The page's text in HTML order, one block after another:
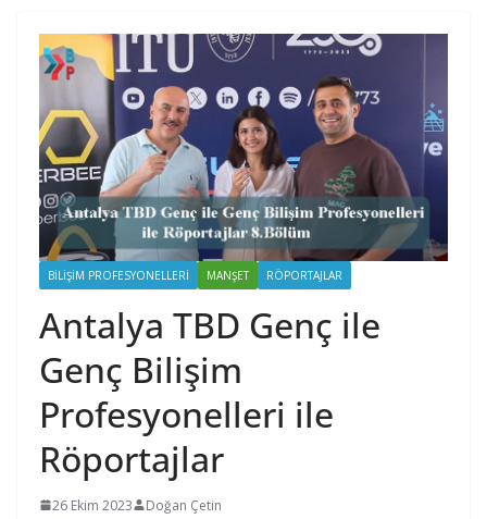
BILIŞIM PROFESYONELLERI MANŞET RÖPORTAJLAR
Antalya TBD Genç ile
Genç Bilişim
Profesyonelleri ile
Röportajlar
26 Ekim 2023 Doğan Çetin